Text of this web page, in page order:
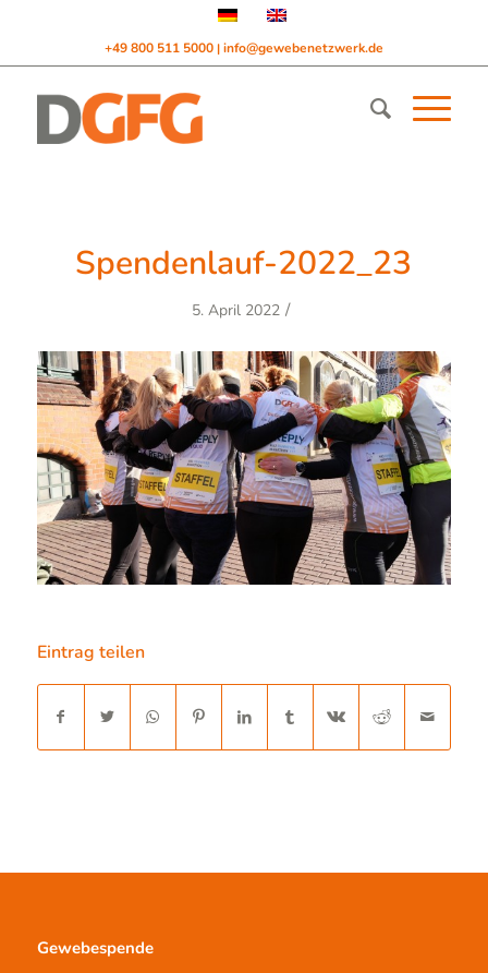
+49 800 511 5000 | info@gewebenetzwerk.de
Spendenlauf-2022_23
5. April 2022 /
Eintrag teilen
Gewebespende